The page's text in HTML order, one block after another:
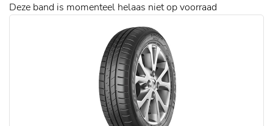
Deze band is momenteel helaas niet op voorraad